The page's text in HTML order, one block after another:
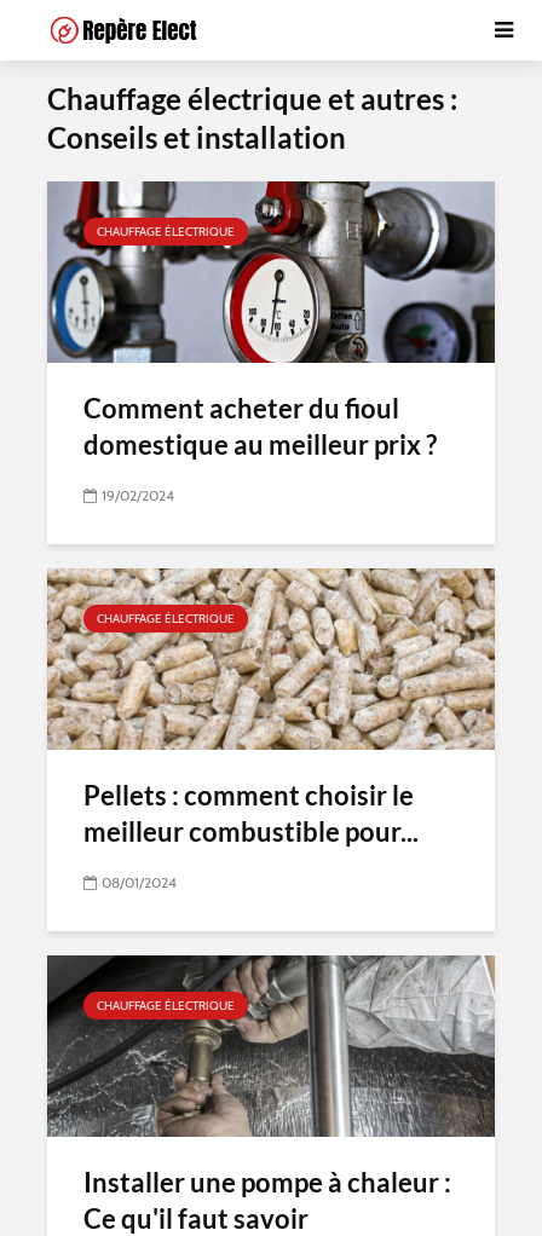
Chauffage électrique et autres :
Conseils et installation
CHAUFFAGE ÉLECTRIQUE
Comment acheter du fioul
domestique au meilleur prix ?
19/02/2024
CHAUFFAGE ÉLECTRIQUE
Pellets : comment choisir le
meilleur combustible pour...
08/01/2024
CHAUFFAGE ÉLECTRIQUE
Installer une pompe à chaleur :
Ce qu'il faut savoir